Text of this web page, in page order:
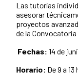
Las tutorías
asesorar
proyectos
de la
Fechas: 14 de
Horario: De9 a 13